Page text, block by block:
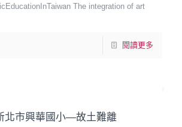
The integration of art
閱讀更多
北市興華國小—故土難離